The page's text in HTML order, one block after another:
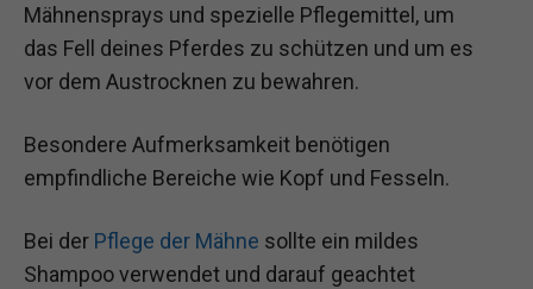
Mähnensprays und spezielle Pflegemittel, um
das Fell deines Pferdes zu schützen und um es
vor dem Austrocknen zu bewahren.
Besondere Aufmerksamkeit benötigen
empfindliche Bereiche wie Kopf und Fesseln.
Bei der Pflege der Mähne sollte ein mildes
Shampoo verwendet und darauf geachtet